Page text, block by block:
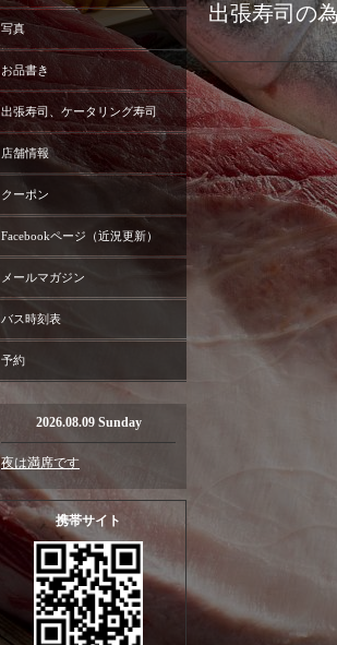
出張寿司の
写真
お品書き
出張寿司、ケータリング寿司
店舗情報
クーポン
Facebookページ（近況更新）
メールマガジン
バス時刻表
予約
2026.08.09 Sunday
夜は満席です
携帯サイト